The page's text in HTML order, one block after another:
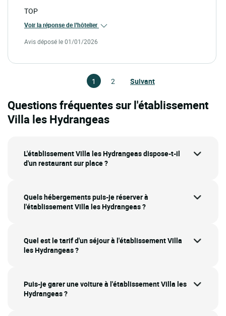
TOP
Voir la réponse de l’hôtelier
Avis déposé le 01/01/2026
1 2 Suivant
Questions fréquentes sur l'établissement
Villa les Hydrangeas
L'établissement Villa les Hydrangeas dispose-t-il
d'un restaurant sur place ?
Quels hébergements puis-je réserver à
l'établissement Villa les Hydrangeas ?
Quel est le tarif d'un séjour à l'établissement Villa
les Hydrangeas ?
Puis-je garer une voiture à l'établissement Villa les
Hydrangeas ?